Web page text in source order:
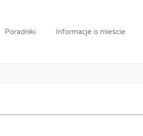
Poradniki Informacje o mieście
Medyczny /